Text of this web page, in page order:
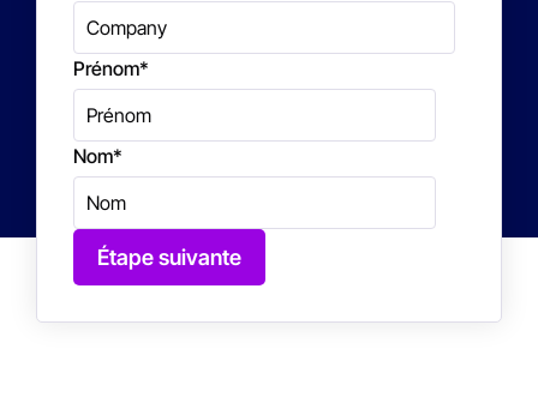
Prénom*
Nom*
Étape suivante